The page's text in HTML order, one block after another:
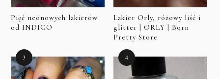
Pięć neonowych lakierów
od INDIGO
Lakier Orly, różowy liść i
glitter | ORLY | Born
Pretty Store